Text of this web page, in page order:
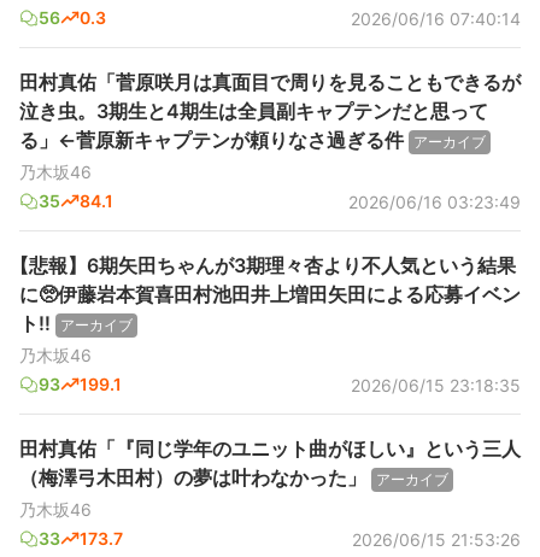
56
0.3 2026/06/16 07:40:14
田村真佑「菅原咲月は真面目で周りを見ることもできるが
泣き虫。3期生と4期生は全員副キャプテンだと思って
る」←菅原新キャプテンが頼りなさ過ぎる件 アーカイブ
乃木坂46
35
84.1 2026/06/16 03:23:49
【悲報】6期矢田ちゃんが3期理々杏より不人気という結果
に🥺伊藤岩本賀喜田村池田井上増田矢田による応募イベン
ト‼️
アーカイブ
乃木坂46
93
199.1 2026/06/15 23:18:35
田村真佑「『同じ学年のユニット曲がほしい』という三人
（梅澤弓木田村）の夢は叶わなかった」
アーカイブ
乃木坂46
33
173.7 2026/06/15 21:53:26